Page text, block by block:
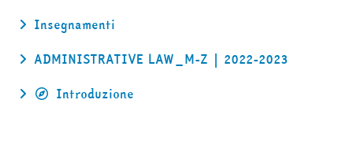
Insegnamenti
ADMINISTRATIVE LAW_M-Z | 2022-2023
Introduzione